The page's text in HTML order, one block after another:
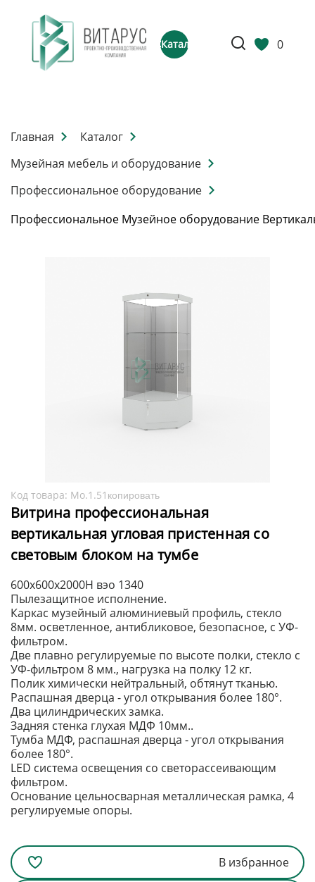
Каталог 0
Главная
Каталог
Музейная мебель и оборудование
Профессиональное оборудование
Профессиональное Музейное оборудование
Код товара: Мо.1.51 копировать
Витрина профессиональная
вертикальная угловая пристенная со
световым блоком на тумбе
Пылезащитное исполнение.
Каркас музейный алюминиевый профиль, стекло
8мм. осветленное, антибликовое, безопасное, с УФ-
фильтром.
Две плавно регулируемые по высоте полки, стекло с
УФ-фильтром 8 мм., нагрузка на полку 12 кг.
Полик химически нейтральный, обтянут тканью.
Распашная дверца - угол открывания более 180°.
Два цилиндрических замка.
Задняя стенка глухая МДФ 10мм..
Тумба МДФ, распашная дверца - угол открывания
более 180°.
LED система освещения со светорассеивающим
фильтром.
Основание цельносварная металлическая рамка, 4
регулируемые опоры.
600x600x2000H вэо 1340
В избранное